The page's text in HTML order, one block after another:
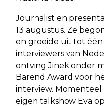
Journalist en
13 augustus. Ze
en groeide uit tot
interviewers van
ontving Jinek onder
Barend Award voor
interview.
eigen talkshow Eva op